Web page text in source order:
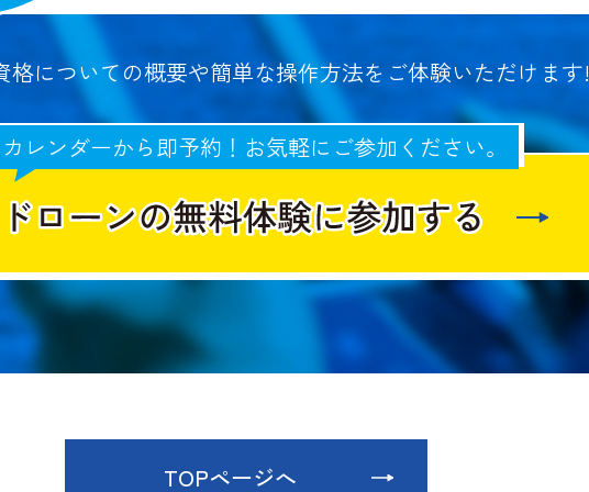
格についての概要や簡単な操作方法をご体験いただけます!
カレンダーから即予約！お気軽にご参加ください。
TOPページへ